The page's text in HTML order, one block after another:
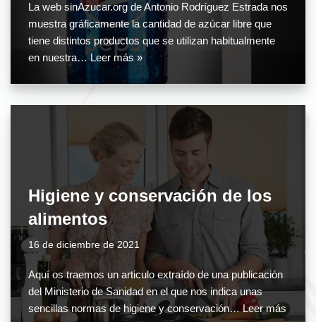
La web sinAzucar.org de Antonio Rodríguez Estrada nos
muestra gráficamente la cantidad de azúcar libre que
tiene distintos productos que se utilizan habitualmente
en nuestra… Leer más »
Higiene y conservación de los
alimentos
16 de diciembre de 2021
Aquí os traemos un articulo extraído de una publicación
del Ministerio de Sanidad en el que nos indica unas
sencillas normas de higiene y conservación…Leer más